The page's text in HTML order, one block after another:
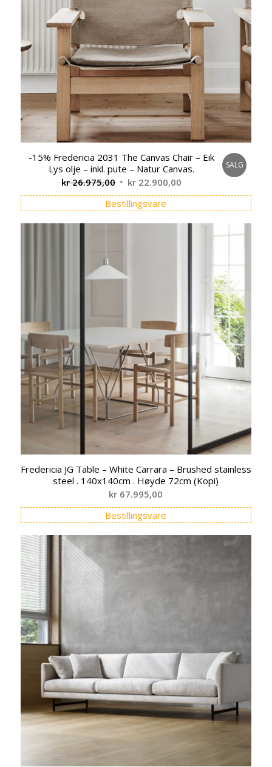
-15% Fredericia 2031 The Canvas Chair – Eik
Lys olje – inkl. pute – Natur Canvas.
kr26.975,00 Opprinnelig
pris
var:
kr 26.975,00.
kr 22.900,00 Nåværende
pris
er:
kr 22.900,00.
SALG
Bestillingsvare
Fredericia JG Table – White Carrara – Brushed stainless
steel . 140x140cm . Høyde 72cm (Kopi)
kr 67.995,00
Bestillingsvare